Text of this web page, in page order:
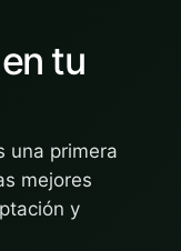
tu
una primera
mejores
y